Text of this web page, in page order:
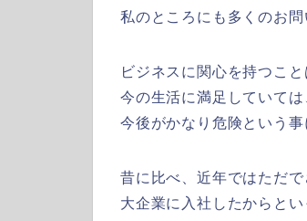
私のところにも多くのお
ビジネスに関心を持つこ
今の生活に満足していては
今後がかなり危険という
昔に比べ、近年ではただ
大企業に入社したからと